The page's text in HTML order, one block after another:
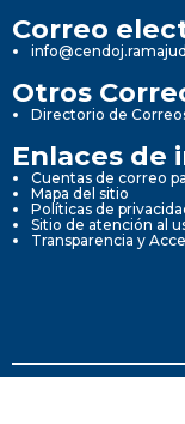
Correo
Otros
Directorio de
Enlaces de
Cuentas de correo
Mapa del sitio
Políticas de
Sitio de atención al
Transparencia y